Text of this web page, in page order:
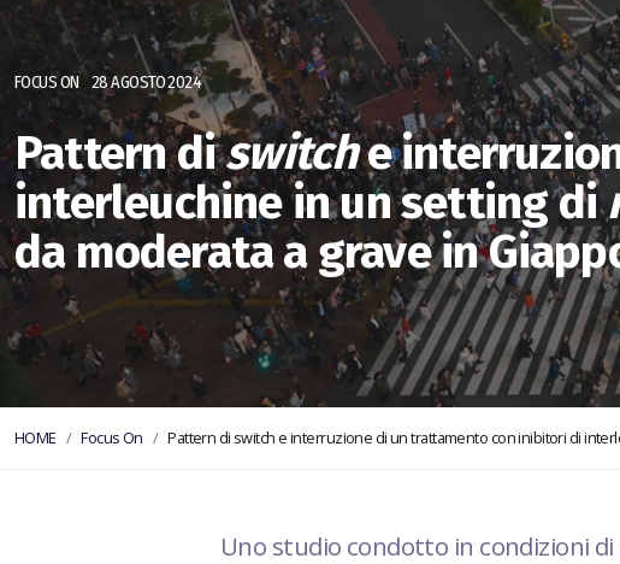
FOCUS ON 28 AGOSTO 2024
Pattern diswitche
interleuchine in un setting di
da moderata a grave in
HOME Focus On Pattern di switch e interruzione di un trattamento con inibitori di
Uno studio condotto in condizioni